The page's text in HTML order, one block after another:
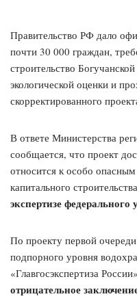
Правительство РФ дало
почти 30 000 граждан,
строительство
экологической оценки и
скорректированного
В ответе Министерства
сообщается, что проект
относится к особо
капитального
экспертизе федерального
По проекту первой
подпорного уровня
«Главгосэкспертиза
отрицательное